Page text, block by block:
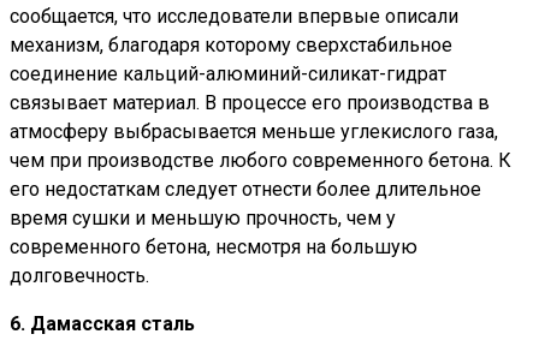
сообщается, что исследователи впервые описали
механизм, благодаря которому сверхстабильное
соединение кальций-алюминий-силикат-гидрат
связывает материал. В процессе его производства в
атмосферу выбрасывается меньше углекислого газа,
чем при производстве любого современного бетона. К
его недостаткам следует отнести более длительное
время сушки и меньшую прочность, чем у
современного бетона, несмотря на большую
долговечность.
6. Дамасская сталь